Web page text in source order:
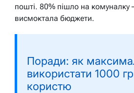
пошті. 80% пішло на комуналку
висмоктала бюджети.
Поради: як
використати 1000
користю